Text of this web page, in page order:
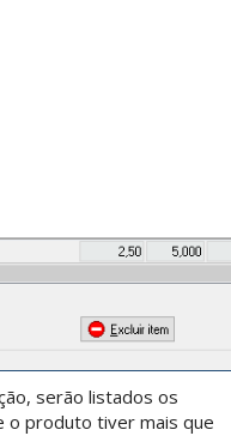
serão listados os
o produto tiver mais que